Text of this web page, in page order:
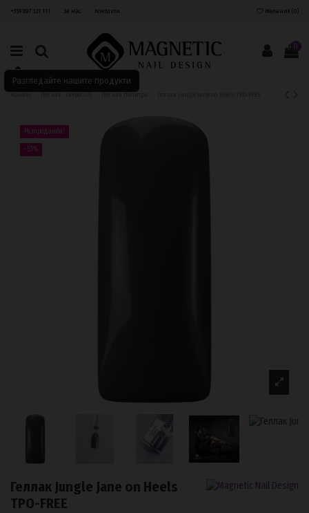
+359 897 321 111 За нас Контакти Желания (0)
Разгледайте нашите продукти
0
Начало Гел лак - Gelpolish Гел лак Палитра
Разпродажба!
-51%
Геллак Jungle Jane on Heels
TPO-FREE